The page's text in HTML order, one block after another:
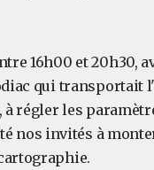
16h00 et 20h30,
qui transportait
régler les
nos invités à